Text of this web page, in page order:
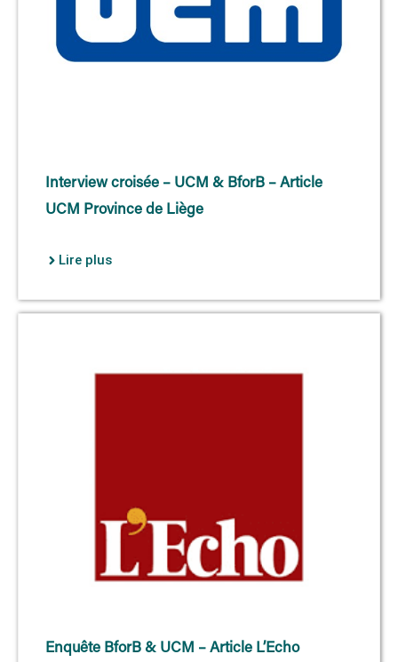
Interview croisée – UCM & BforB – Article
UCM Province de Liège
Lire plus
Enquête BforB & UCM – Article L’Echo